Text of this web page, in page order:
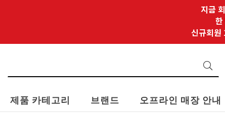
지금
신규회원
제품 카테고리 브랜드 오프라인 매장 안내